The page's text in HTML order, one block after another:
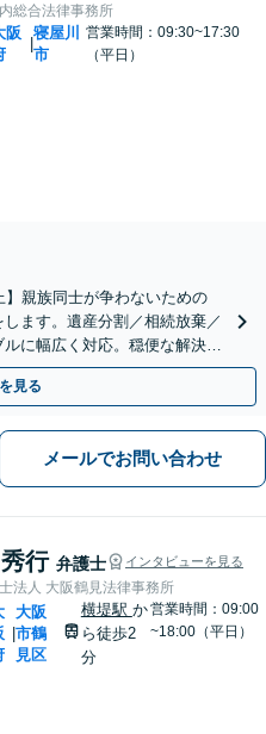
総合法律事務所
阪
|
寝屋川
市
営業時間：09:30~17:30
（平日）
】親族同士が争わないための
ます。遺産分割／相続放棄／
に幅広く対応。穏便な解決を
休日の相談可能】
見る
メールでお問い合わせ
行 弁護士 インタビューを見る
法人 大阪鶴見法律事務所
|
大阪
市鶴
見区
横堤駅 か
ら徒歩2
分
営業時間：09:00
~18:00（平日）